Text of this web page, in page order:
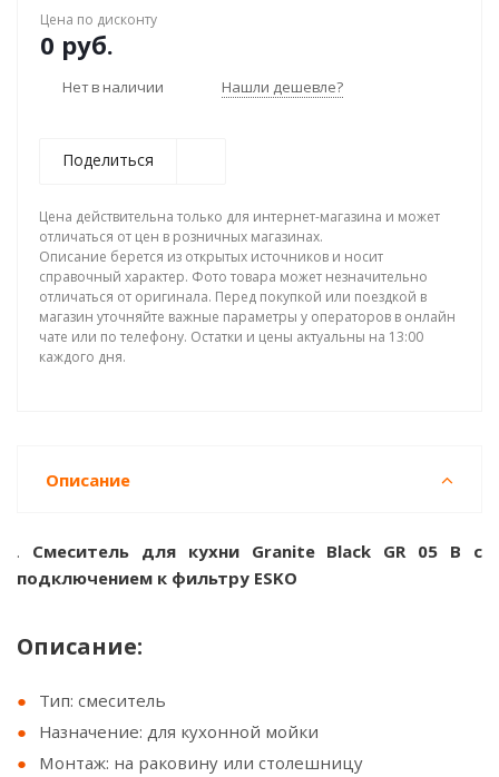
Цена по дисконту
0 руб.
Нет в наличии Нашли дешевле?
Поделиться
Цена действительна только для интернет-магазина и может
отличаться от цен в розничных магазинах.
Описание берется из открытых источников и носит
справочный характер. Фото товара может незначительно
отличаться от оригинала. Перед покупкой или поездкой в
магазин уточняйте важные параметры у операторов в онлайн
чате или по телефону. Остатки и цены актуальны на 13:00
каждого дня.
Описание
. Смеситель для кухни Granite Black GR 05 B с
подключением к фильтру ESKO
Описание:
Тип: смеситель
Назначение: для кухонной мойки
Монтаж: на раковину или столешницу